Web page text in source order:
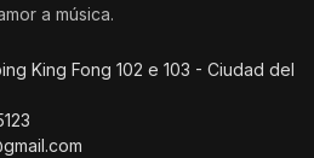
a música.
King Fong 102 e 103 - Ciudad del